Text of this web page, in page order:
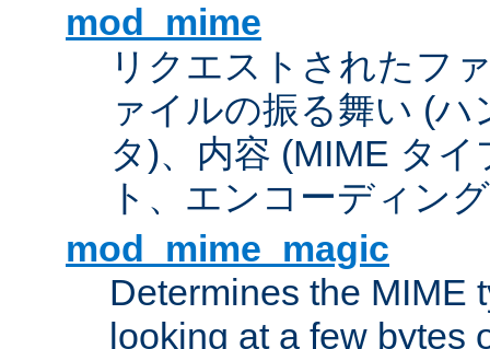
mod_mime
リクエストされたフ
ァイルの振る舞い (
タ)、内容 (MIME タ
ト、エンコーディン
mod_mime_magic
Determines the MIME
looking at a few bytes